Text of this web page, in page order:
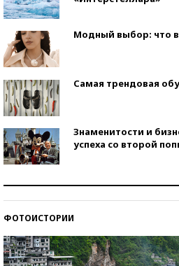
Модный выбор: что
Самая трендовая
Знаменитости и
успеха со второй
ФОТОИСТОРИИ